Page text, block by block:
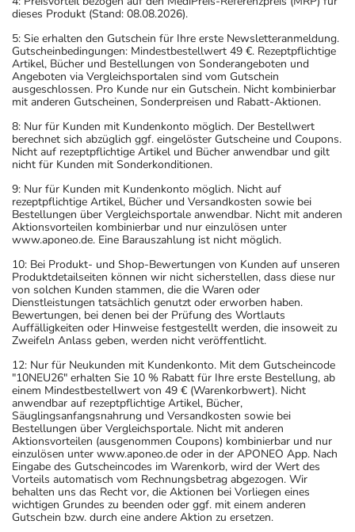
dieses Produkt (Stand: 08.08.2026).
5: Sie erhalten den Gutschein für Ihre erste Newsletteranmeldung.
Gutscheinbedingungen: Mindestbestellwert 49 €. Rezeptpflichtige
Artikel, Bücher und Bestellungen von Sonderangeboten und
Angeboten via Vergleichsportalen sind vom Gutschein
ausgeschlossen. Pro Kunde nur ein Gutschein. Nicht kombinierbar
mit anderen Gutscheinen, Sonderpreisen und Rabatt-Aktionen.
8: Nur für Kunden mit Kundenkonto möglich. Der Bestellwert
berechnet sich abzüglich ggf. eingelöster Gutscheine und Coupons.
Nicht auf rezeptpflichtige Artikel und Bücher anwendbar und gilt
nicht für Kunden mit Sonderkonditionen.
9: Nur für Kunden mit Kundenkonto möglich. Nicht auf
rezeptpflichtige Artikel, Bücher und Versandkosten sowie bei
Bestellungen über Vergleichsportale anwendbar. Nicht mit anderen
Aktionsvorteilen kombinierbar und nur einzulösen unter
www.aponeo.de. Eine Barauszahlung ist nicht möglich.
10: Bei Produkt- und Shop-Bewertungen von Kunden auf unseren
Produktdetailseiten können wir nicht sicherstellen, dass diese nur
von solchen Kunden stammen, die die Waren oder
Dienstleistungen tatsächlich genutzt oder erworben haben.
Bewertungen, bei denen bei der Prüfung des Wortlauts
Auffälligkeiten oder Hinweise festgestellt werden, die insoweit zu
Zweifeln Anlass geben, werden nicht veröffentlicht.
12: Nur für Neukunden mit Kundenkonto. Mit dem Gutscheincode
"10NEU26" erhalten Sie 10 % Rabatt für Ihre erste Bestellung, ab
einem Mindestbestellwert von 49 € (Warenkorbwert). Nicht
anwendbar auf rezeptpflichtige Artikel, Bücher,
Säuglingsanfangsnahrung und Versandkosten sowie bei
Bestellungen über Vergleichsportale. Nicht mit anderen
Aktionsvorteilen (ausgenommen Coupons) kombinierbar und nur
einzulösen unter www.aponeo.de oder in der APONEO App. Nach
Eingabe des Gutscheincodes im Warenkorb, wird der Wert des
Vorteils automatisch vom Rechnungsbetrag abgezogen. Wir
behalten uns das Recht vor, die Aktionen bei Vorliegen eines
wichtigen Grundes zu beenden oder ggf. mit einem anderen
Gutschein bzw. durch eine andere Aktion zu ersetzen.